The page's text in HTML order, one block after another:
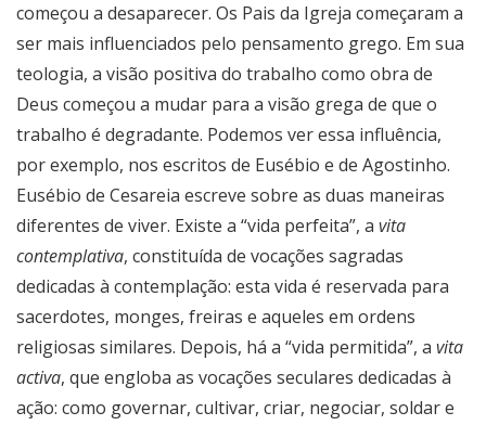
começou a desaparecer. Os Pais da Igreja começaram a
ser mais influenciados pelo pensamento grego. Em sua
teologia, a visão positiva do trabalho como obra de
Deus começou a mudar para a visão grega de que o
trabalho é degradante. Podemos ver essa influência,
por exemplo, nos escritos de Eusébio e de Agostinho.
Eusébio de Cesareia escreve sobre as duas maneiras
diferentes de viver. Existe a “vida perfeita”, a vita
contemplativa, constituída de vocações sagradas
dedicadas à contemplação: esta vida é reservada para
sacerdotes, monges, freiras e aqueles em ordens
religiosas similares. Depois, há a “vida permitida”, a vita
activa, que engloba as vocações seculares dedicadas à
ação: como governar, cultivar, criar, negociar, soldar e